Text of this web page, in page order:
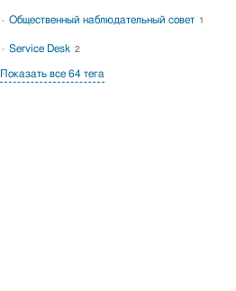
Общественный наблюдательный совет 1
Service Desk 2
Показать все 64 тега